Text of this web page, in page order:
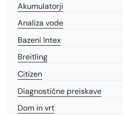
Akumulatorji
Analiza vode
Bazeni Intex
Breitling
Citizen
Diagnostične preiskave
Dom in vrt